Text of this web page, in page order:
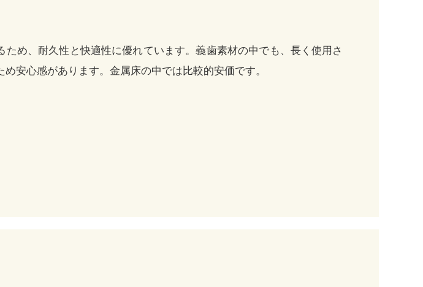
ため、耐久性と快適性に優れています。義歯素材の中でも、長く使用さ
安心感があります。金属床の中では比較的安価です。